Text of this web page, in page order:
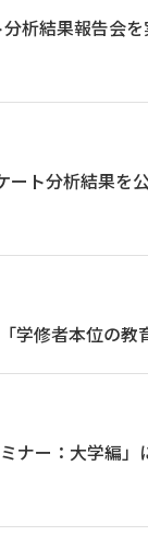
析結果報告会
ート分析結果を
学修者本位の
ナー：大学編